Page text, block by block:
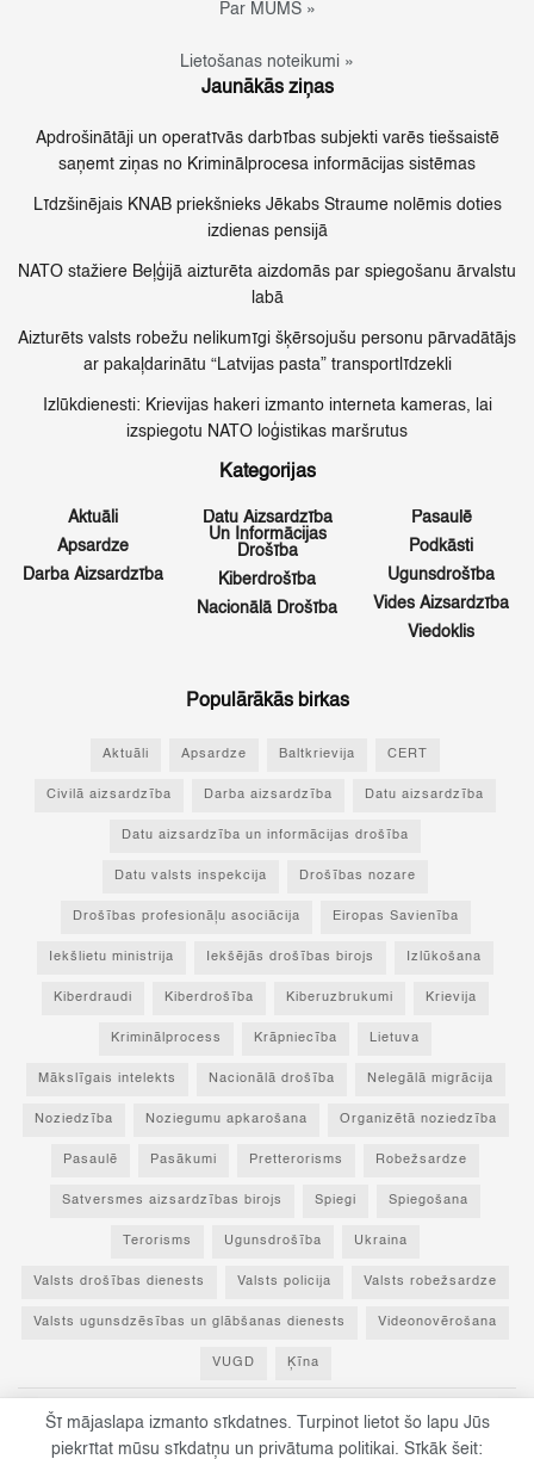
Par MUMS »
Lietošanas noteikumi »
Jaunākās ziņas
Apdrošinātāji un operatīvās darbības subjekti varēs tiešsaistē
saņemt ziņas no Kriminālprocesa informācijas sistēmas
Līdzšinējais KNAB priekšnieks Jēkabs Straume nolēmis doties
izdienas pensijā
NATO stažiere Beļģijā aizturēta aizdomās par spiegošanu ārvalstu
labā
Aizturēts valsts robežu nelikumīgi šķērsojušu personu pārvadātājs
ar pakaļdarinātu “Latvijas pasta” transportlīdzekli
Izlūkdienesti: Krievijas hakeri izmanto interneta kameras, lai
izspiegotu NATO loģistikas maršrutus
Kategorijas
Aktuāli
Apsardze
Darba Aizsardzība
Datu Aizsardzība
Un Informācijas
Drošība
Kiberdrošība
Nacionālā Drošība
Pasaulē
Podkāsti
Ugunsdrošība
Vides Aizsardzība
Viedoklis
Populārākās birkas
Aktuāli Apsardze Baltkrievija CERT
Civilā aizsardzība Darba aizsardzība Datu aizsardzība
Datu aizsardzība un informācijas drošība
Datu valsts inspekcija Drošības nozare
Drošības profesionāļu asociācija Eiropas Savienība
Iekšlietu ministrija Iekšējās drošības birojs Izlūkošana
Kiberdraudi Kiberdrošība Kiberuzbrukumi Krievija
Kriminālprocess Krāpniecība Lietuva
Mākslīgais intelekts Nacionālā drošība Nelegālā migrācija
Noziedzība Noziegumu apkarošana Organizētā noziedzība
Pasaulē Pasākumi Pretterorisms Robežsardze
Satversmes aizsardzības birojs Spiegi Spiegošana
Terorisms Ugunsdrošība Ukraina
Valsts drošības dienests Valsts policija Valsts robežsardze
Valsts ugunsdzēsības un glābšanas dienests Videonovērošana
VUGD Ķīna
© 2023 Par drošību! - Visas tiesības paturētas un aizsargātas ar Latvijas
Šī mājaslapa izmanto sīkdatnes. Turpinot lietot šo lapu Jūs
piekrītat mūsu sīkdatņu un privātuma politikai. Sīkāk šeit: